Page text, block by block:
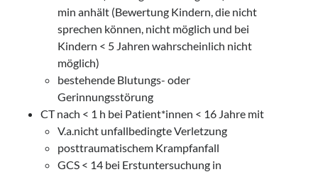
min anhält (Bewertung Kindern, die nicht
sprechen können, nicht möglich und bei
Kindern < 5 Jahren wahrscheinlich nicht
möglich)
bestehende Blutungs- oder
Gerinnungsstörung
CT nach < 1 h bei Patient*innen < 16 Jahre mit
V.a.nicht unfallbedingte Verletzung
posttraumatischem Krampfanfall
GCS < 14 bei Erstuntersuchung in